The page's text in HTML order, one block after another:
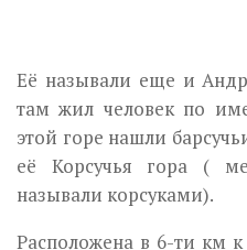
Её называли еще и
там жил человек по
этой горе нашли
её Корсучья гора (
называли корсуками).
Расположена в 6-ти км к